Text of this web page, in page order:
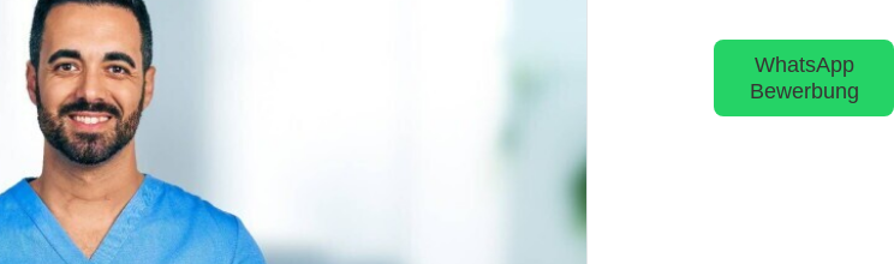
WhatsApp
Bewerbung